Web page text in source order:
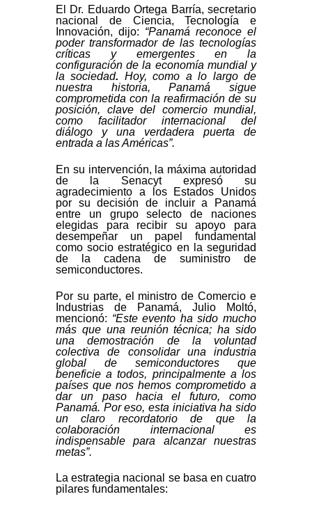
El Dr. Eduardo Ortega Barría, secretario
nacional de Ciencia, Tecnología e
Innovación, dijo: “Panamá reconoce el
poder transformador de las tecnologías
críticas y emergentes en la
configuración de la economía mundial y
la sociedad. Hoy, como a lo largo de
nuestra historia, Panamá sigue
comprometida con la reafirmación de su
posición, clave del comercio mundial,
como facilitador internacional del
diálogo y una verdadera puerta de
entrada a las Américas”.
En su intervención, la máxima autoridad
de la Senacyt expresó su
agradecimiento a los Estados Unidos
por su decisión de incluir a Panamá
entre un grupo selecto de naciones
elegidas para recibir su apoyo para
desempeñar un papel fundamental
como socio estratégico en la seguridad
de la cadena de suministro de
semiconductores.
Por su parte, el ministro de Comercio e
Industrias de Panamá, Julio Moltó,
mencionó: “Este evento ha sido mucho
más que una reunión técnica; ha sido
una demostración de la voluntad
colectiva de consolidar una industria
global de semiconductores que
beneficie a todos, principalmente a los
países que nos hemos comprometido a
dar un paso hacia el futuro, como
Panamá. Por eso, esta iniciativa ha sido
un claro recordatorio de que la
colaboración internacional es
indispensable para alcanzar nuestras
metas”.
La estrategia nacional se basa en cuatro
pilares fundamentales: